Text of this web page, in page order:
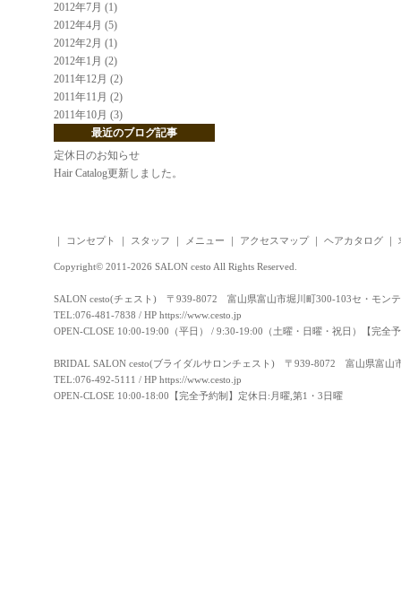
2012年7月 (1)
2012年4月 (5)
2012年2月 (1)
2012年1月 (2)
2011年12月 (2)
2011年11月 (2)
2011年10月 (3)
最近のブログ記事
定休日のお知らせ
Hair Catalog更新しました。
コンセプト スタッフ メニュー アクセスマップ ヘアカタログ
Copyright© 2011-2026 SALON cesto All Rights Reserved.
SALON cesto(チェスト) 〒939-8072 富山県富山市堀川町300-103セ・モン
TEL:076-481-7838 / HP https://www.cesto.jp
OPEN-CLOSE 10:00-19:00（平日） / 9:30-19:00（土曜・日曜・祝日）【完全
BRIDAL SALON cesto(ブライダルサロンチェスト) 〒939-8072 富山県富山
TEL:076-492-5111 / HP https://www.cesto.jp
OPEN-CLOSE 10:00-18:00【完全予約制】定休日:月曜,第1・3日曜